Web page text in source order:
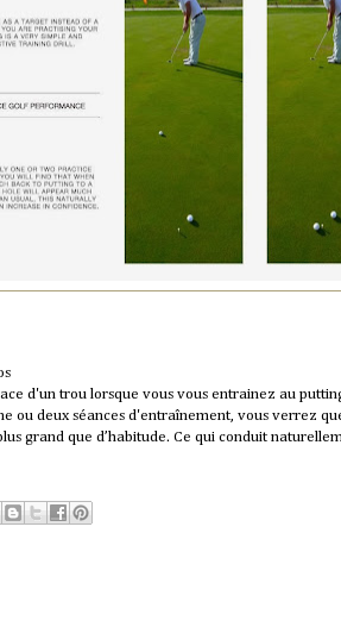
d'un trou lorsque vous vous entrainez au
ou deux séances d'entraînement, vous verrez
grand que d’habitude. Ce qui conduit